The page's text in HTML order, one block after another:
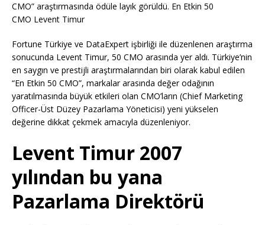
CMO” araştırmasında ödüle layık görüldü. En Etkin 50
CMO Levent Timur
Fortune Türkiye ve DataExpert işbirliği ile düzenlenen araştırma
sonucunda Levent Timur, 50 CMO arasında yer aldı. Türkiye’nin
en saygın ve prestijli araştırmalarından biri olarak kabul edilen
“En Etkin 50 CMO”, markalar arasında değer odağının
yaratılmasında büyük etkileri olan CMO’ların (Chief Marketing
Officer-Üst Düzey Pazarlama Yöneticisi) yeni yükselen
değerine dikkat çekmek amacıyla düzenleniyor.
Levent Timur 2007
yılından bu yana
Pazarlama Direktörü